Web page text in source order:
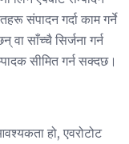
संपादन गर्दा काम गर्ने
वा साँच्चै सिर्जना गर्न
सीमित गर्न सक्दछ।
हो, एवरोटोट